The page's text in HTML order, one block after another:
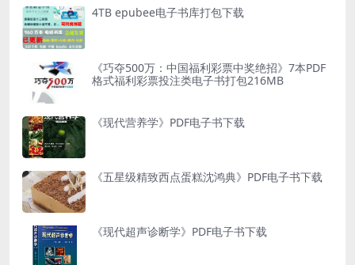
4TB epubee电子书库打包下载
《巧夺500万：中国福利彩票中奖绝招》7本PDF
格式福利彩票投注类电子书打包216MB
《现代营养学》PDF电子书下载
《五星级精致西点蛋糕沈鸿典》PDF电子书下载
《现代超声诊断学》PDF电子书下载